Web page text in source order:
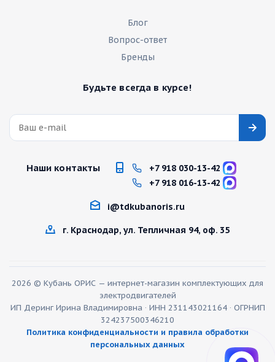
Блог
Вопрос-ответ
Бренды
Будьте всегда в курсе!
Наши контакты
+7 918 030-13-42
+7 918 016-13-42
i@tdkubanoris.ru
г. Краснодар, ул. Тепличная 94, оф. 35
2026 © Кубань ОРИС — интернет-магазин комплектующих для
электродвигателей
ИП Деринг Ирина Владимировна · ИНН 231143021164 · ОГРНИП
324237500346210
Политика конфиденциальности и правила обработки
персональных данных